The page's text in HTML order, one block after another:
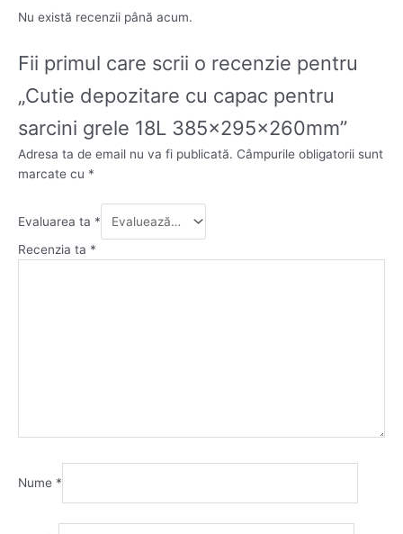
Nu există recenzii până acum.
Fii primul care scrii o recenzie pentru
„Cutie depozitare cu capac pentru
sarcini grele 18L 385x295x260mm”
Adresa ta de email nu va fi publicată. Câmpurile obligatorii sunt
marcate cu *
Evaluarea ta *
Recenzia ta *
Nume *